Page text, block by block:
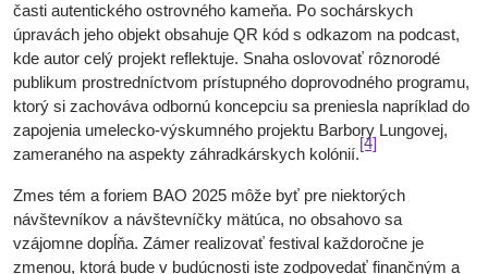
časti autentického ostrovného kameňa. Po sochárskych
úpravách jeho objekt obsahuje QR kód s odkazom na podcast,
kde autor celý projekt reflektuje. Snaha oslovovať rôznorodé
publikum prostredníctvom prístupného doprovodného programu,
ktorý si zachováva odbornú koncepciu sa preniesla napríklad do
zapojenia umelecko-výskumného projektu Barbory Lungovej,
zameraného na aspekty záhradkárskych kolónií.
[4]
Zmes tém a foriem BAO 2025 môže byť pre niektorých
návštevníkov a návštevníčky mätúca, no obsahovo sa
vzájomne dopĺňa. Zámer realizovať festival každoročne je
zmenou, ktorá bude v budúcnosti iste zodpovedať finančným a